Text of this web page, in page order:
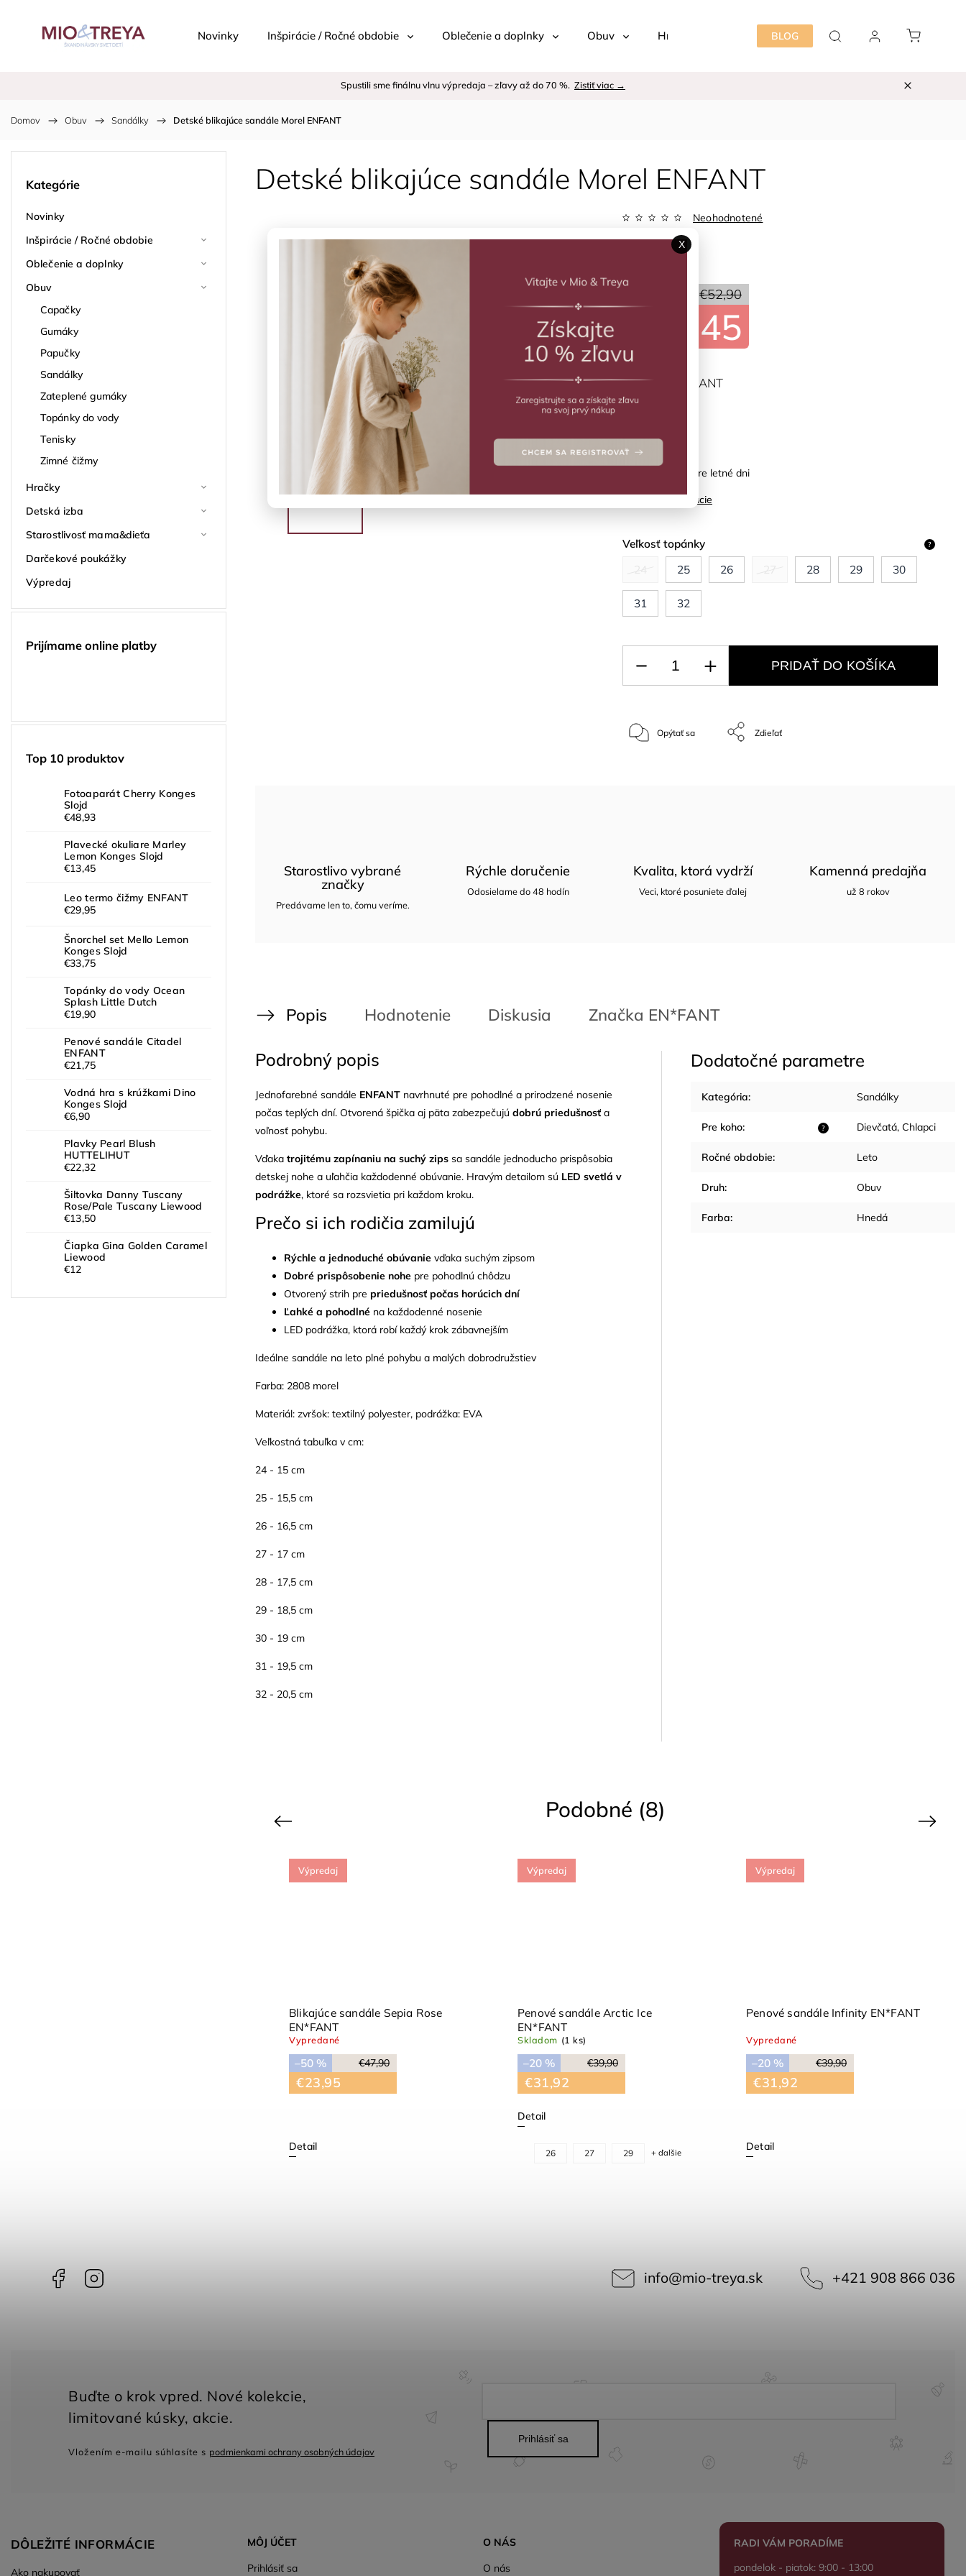
BLOG
Novinky Inšpirácie / Ročné obdobie Oblečenie a doplnky Obuv Hračky Detská izba Starostlivosť
Spustili sme finálnu vlnu výpredaja – zľavy až do 70 %. Zistiť viac →
Domov / Obuv / Sandálky / Detské blikajúce sandále Morel ENFANT
Kategórie
Novinky
Inšpirácie / Ročné obdobie
Oblečenie a doplnky
Obuv
Capačky
Gumáky
Papučky
Sandálky
Zateplené gumáky
Topánky do vody
Tenisky
Zimné čižmy
Hračky
Detská izba
Starostlivosť mama&dieťa
Darčekové poukážky
Výpredaj
Prijímame online platby
Top 10 produktov
Fotoaparát Cherry Konges
Slojd
€48,93
Plavecké okuliare Marley
Lemon Konges Slojd
€13,45
Leo termo čižmy ENFANT
€29,95
Šnorchel set Mello Lemon
Konges Slojd
€33,75
Topánky do vody Ocean
Splash Little Dutch
€19,90
Penové sandále Citadel
ENFANT
€21,75
Vodná hra s krúžkami Dino
Konges Slojd
€6,90
Plavky Pearl Blush
HUTTELIHUT
€22,32
Šiltovka Danny Tuscany
Rose/Pale Tuscany Liewood
€13,50
Čiapka Gina Golden Caramel
Liewood
€12
Detské blikajúce sandále Morel ENFANT
Neohodnotené
€52,90
€26,45
Kód: Zvoľte variant
Ľahké sandále pre letné dni
Detailné informácie
Veľkosť topánky ?
25 26 28 29 30
31 32
ZVOĽTE VARIANT
PRIDAŤ DO KOŠÍKA
Opýtať sa Zdieľať
Starostlivo vybrané
značky
Predávame len to, čomu veríme.
Rýchle doručenie
Odosielame do 48 hodín
Kvalita, ktorá vydrží
Veci, ktoré posuniete ďalej
Kamenná predajňa
už 8 rokov
Popis Hodnotenie Diskusia Značka EN*FANT
Podrobný popis
Jednofarebné sandále ENFANT navrhnuté pre pohodlné a prirodzené nosenie
počas teplých dní. Otvorená špička aj päta zabezpečujú dobrú priedušnosť a
voľnosť pohybu.
Vďaka trojitému zapínaniu na suchý zips sa sandále jednoducho prispôsobia
detskej nohe a uľahčia každodenné obúvanie. Hravým detailom sú LED svetlá v
podrážke, ktoré sa rozsvietia pri každom kroku.
Prečo si ich rodičia zamilujú
Rýchle a jednoduché obúvanie vďaka suchým zipsom
Dobré prispôsobenie nohe pre pohodlnú chôdzu
Otvorený strih pre priedušnosť počas horúcich dní
Ľahké a pohodlné na každodenné nosenie
LED podrážka, ktorá robí každý krok zábavnejším
Ideálne sandále na leto plné pohybu a malých dobrodružstiev
Farba: 2808 morel
Materiál: zvršok: textilný polyester, podrážka: EVA
Veľkostná tabuľka v cm:
24 - 15 cm
25 - 15,5 cm
26 - 16,5 cm
27 - 17 cm
28 - 17,5 cm
29 - 18,5 cm
30 - 19 cm
31 - 19,5 cm
32 - 20,5 cm
Dodatočné parametre
Kategória: Sandálky
?
Pre koho: Dievčatá, Chlapci
Ročné obdobie: Leto
Druh: Obuv
Farba: Hnedá
Podobné (8)
Previous
Výpredaj
Penové sandále Infinity EN*FANT
Vypredané
€39,90
–20 %
€31,92
Detail
Výpredaj
Penové sandále Citadel ENFANT
Skladom (1 ks)
€43,50
–50 %
€21,75
Detail
24 26 27 + ďalšie
Výpredaj
Penové sandále Zephyr ENFANT
Skladom (1 ks)
€43,50
–50 %
€21,75
24
Next
Facebook info@mio-treya.sk +421 908 866 036
DÔLEŽITÉ INFORMÁCIE
Ako nakupovať
MÔJ ÚČET
Prihlásiť sa
Vložením e-mailu súhlasíte s podmienkami ochrany osobných údajov
Prihlásiť sa
O NÁS
O nás
RADI VÁM PORADÍME
pondelok - piatok: 9:00 - 13:00
X